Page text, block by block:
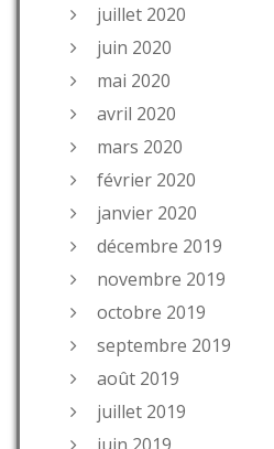
juillet 2020
juin 2020
mai 2020
avril 2020
mars 2020
février 2020
janvier 2020
décembre 2019
novembre 2019
octobre 2019
septembre 2019
août 2019
juillet 2019